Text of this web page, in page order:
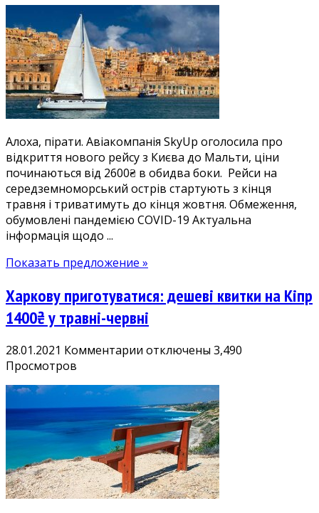
прямі,
дешеви
рейси
на
Мальту
з
Києва
літо-
осінь
Алоха, пірати. Авіакомпанія SkyUp оголосила про
відкриття нового рейсу з Києва до Мальти, ціни
починаються від 2600₴ в обидва боки. Рейси на
середземноморський острів стартують з кінця
травня і триватимуть до кінця жовтня. Обмеження,
обумовлені пандемією COVID-19 Актуальна
інформація щодо ...
Показать предложение »
Харкову приготуватися: дешеві квитки на Кіпр
1400₴ у травні-червні
28.01.2021 Комментарии к
Харкову
приготуватися:
дешеві
квитки
на
Кіпр
1400₴
у
отключены 3,490
Просмотров